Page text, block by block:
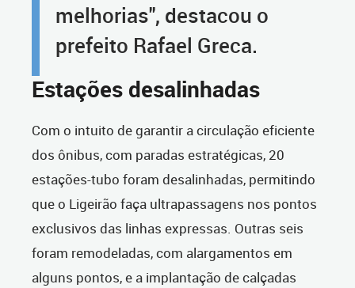
melhorias", destacou o
prefeito Rafael Greca.
Estações desalinhadas
Com o intuito de garantir a circulação eficiente
dos ônibus, com paradas estratégicas, 20
estações-tubo foram desalinhadas, permitindo
que o Ligeirão faça ultrapassagens nos pontos
exclusivos das linhas expressas. Outras seis
foram remodeladas, com alargamentos em
alguns pontos, e a implantação de calçadas